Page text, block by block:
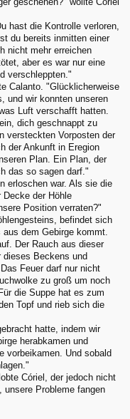
hast die Kontrolle verloren,
du bereits inmitten einer
nicht mehr erreichen
aber es war nur eine
verschleppten."
Calanto. "Glücklicherweise
und wir konnten unseren
Luft verschafft hatten.
dich geschnappt zu
versteckten Vorposten der
der Ankunft in Eregion
Plan. Ein Plan, der
das so sagen darf."
erloschen war. Als sie die
Decke der Höhle
Position verraten?"
befindet sich
dem Gebirge kommt.
Der Rauch aus dieser
dieses Beckens und
Feuer darf nur nicht
zu groß um noch
die Suppe hat es zum
Topf und rieb sich die
hatte, indem wir
herabkamen und
vorbeikamen. Und sobald
Córiel, der jedoch nicht
Probleme fangen